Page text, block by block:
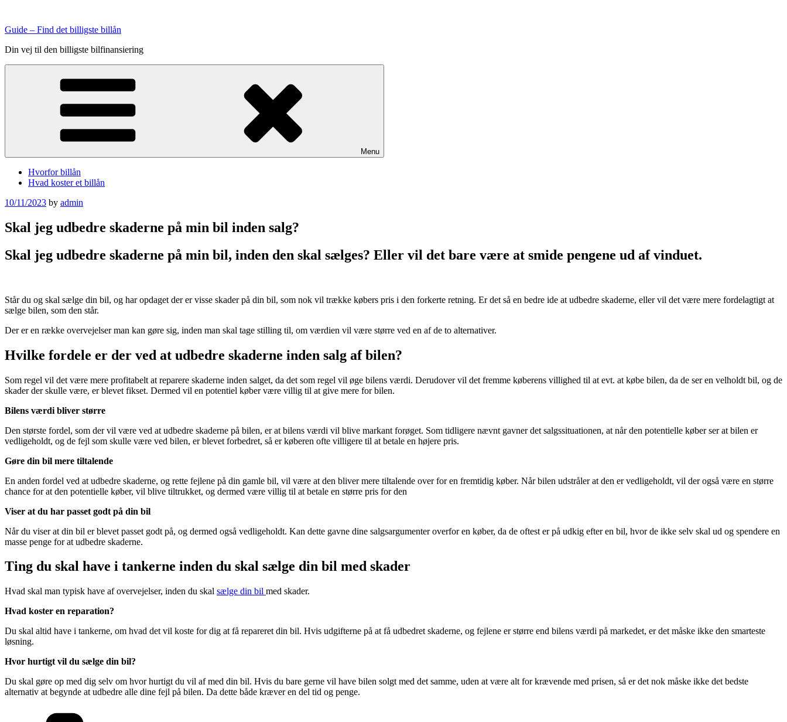
content
Guide – Find det billigste billån
Din vej til den billigste bilfinansiering
Menu
Hvorfor billån
Hvad koster et billån
Posted
10/11/2023 by admin
Skal jeg udbedre skaderne på min bil inden salg?
Skal jeg udbedre skaderne på min bil, inden den skal sælges? Eller vil det bare være at smide pengene ud af vinduet.
Står du og skal sælge din bil, og har opdaget der er visse skader på din bil, som nok vil trække købers pris i den forkerte retning. Er det så en bedre ide at udbedre skaderne, eller vil det være mere fordelagtigt at
sælge bilen, som den står.
Der er en række overvejelser man kan gøre sig, inden man skal tage stilling til, om værdien vil være større ved en af de to alternativer.
Hvilke fordele er der ved at udbedre skaderne inden salg af bilen?
Som regel vil det være mere profitabelt at reparere skaderne inden salget, da det som regel vil øge bilens værdi. Derudover vil det fremme køberens villighed til at evt. at købe bilen, da de ser en velholdt bil, og de
skader der skulle være, er blevet fikset. Dermed vil en potentiel køber være villig til at give mere for bilen.
Bilens værdi bliver større
Den største fordel, som der vil være ved at udbedre skaderne på bilen, er at bilens værdi vil blive markant forøget. Som tidligere nævnt gavner det salgssituationen, at når den potentielle køber ser at bilen er
vedligeholdt, og de fejl som skulle være ved bilen, er blevet forbedret, så er køberen ofte villigere til at betale en højere pris.
Gøre din bil mere tiltalende
En anden fordel ved at udbedre skaderne, og rette fejlene på din gamle bil, vil være at den bliver mere tiltalende over for en fremtidig køber. Når bilen udstråler at den er vedligeholdt, vil der også være en større
chance for at den potentielle køber, vil blive tiltrukket, og dermed være villig til at betale en større pris for den
Viser at du har passet godt på din bil
Når du viser at din bil er blevet passet godt på, og dermed også vedligeholdt. Kan dette gavne dine salgsargumenter overfor en køber, da de oftest er på udkig efter en bil, hvor de ikke selv skal ud og spendere en
masse penge for at udbedre skaderne.
Ting du skal have i tankerne inden du skal sælge din bil med skader
Hvad skal man typisk have af overvejelser, inden du skal sælge din bil med skader.
Hvad koster en reparation?
Du skal altid have i tankerne, om hvad det vil koste for dig at få repareret din bil. Hvis udgifterne på at få udbedret skaderne, og fejlene er større end bilens værdi på markedet, er det måske ikke den smarteste
løsning.
Hvor hurtigt vil du sælge din bil?
Du skal gøre op med dig selv om hvor hurtigt du vil af med din bil. Hvis du bare gerne vil have bilen solgt med det samme, uden at være alt for krævende med prisen, så er det nok måske ikke det bedste
alternativ at begynde at udbedre alle dine fejl på bilen. Da dette både kræver en del tid og penge.